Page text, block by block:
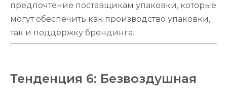
предпочтение поставщикам упаковки, которые
могут обеспечить как производство упаковки,
так и поддержку брендинга.
Тенденция 6: Безвоздушная